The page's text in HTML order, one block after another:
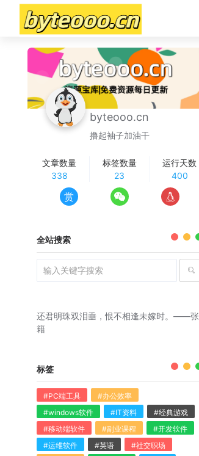
byteooo.cn
撸起袖子加油干
文章数量
338
标签数量
23
运行天数
400
赏
全站搜索
还君明珠双泪垂，恨不相逢未嫁时。——张
籍
标签
#PC端工具
#办公效率
#windows软件
#IT资料
#经典游戏
#移动端软件
#副业课程
#开发软件
#运维软件
#英语
#社交职场